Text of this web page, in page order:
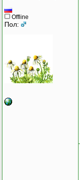
Offline
Пол: